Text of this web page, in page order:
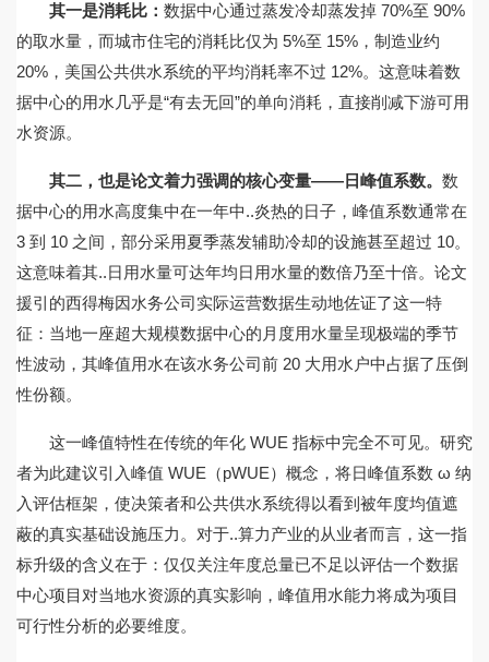
其一是消耗比： 数据中心通过蒸发冷却蒸发掉 70%至 90%
的取水量，而城市住宅的消耗比仅为 5%至 15%，制造业约
20%，美国公共供水系统的平均消耗率不过 12%。这意味着数
据中心的用水几乎是“有去无回”的单向消耗，直接削减下游可用
水资源。
其二，也是论文着力强调的核心变量——日峰值系数。 数
据中心的用水高度集中在一年中..炎热的日子，峰值系数通常在
3 到 10 之间，部分采用夏季蒸发辅助冷却的设施甚至超过 10。
这意味着其..日用水量可达年均日用水量的数倍乃至十倍。论文
援引的西得梅因水务公司实际运营数据生动地佐证了这一特
征：当地一座超大规模数据中心的月度用水量呈现极端的季节
性波动，其峰值用水在该水务公司前 20 大用水户中占据了压倒
性份额。
这一峰值特性在传统的年化 WUE 指标中完全不可见。研究
者为此建议引入峰值 WUE（pWUE）概念，将日峰值系数 ω 纳
入评估框架，使决策者和公共供水系统得以看到被年度均值遮
蔽的真实基础设施压力。对于..算力产业的从业者而言，这一指
标升级的含义在于：仅仅关注年度总量已不足以评估一个数据
中心项目对当地水资源的真实影响，峰值用水能力将成为项目
可行性分析的必要维度。